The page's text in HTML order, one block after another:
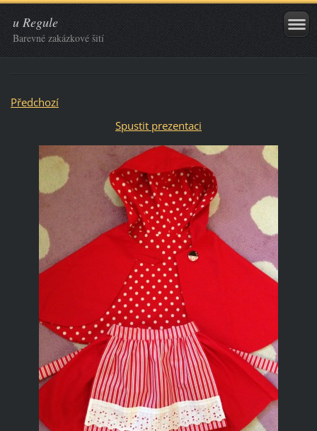
u Regule
Barevné zakázkové šití
Předchozí
Spustit prezentaci